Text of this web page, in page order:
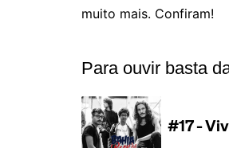
muito mais. Confiram!
Para ouvir basta